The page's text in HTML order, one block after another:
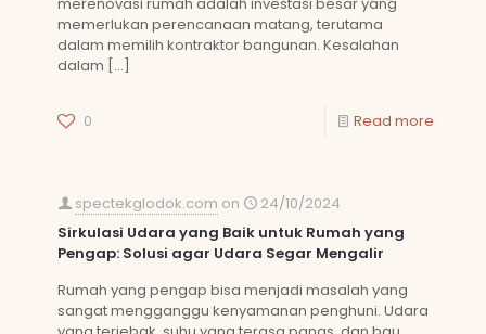
memerlukan perencanaan matang, terutama
dalam memilih kontraktor bangunan. Kesalahan
dalam […]
0 Read more
spectekglodok.com on
24/10/2024
Sirkulasi Udara yang Baik untuk Rumah yang
Pengap: Solusi agar Udara Segar Mengalir
Rumah yang pengap bisa menjadi masalah yang
sangat mengganggu kenyamanan penghuni. Udara